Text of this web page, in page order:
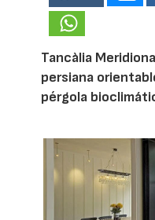
Tancàlia
persiana
pérgola